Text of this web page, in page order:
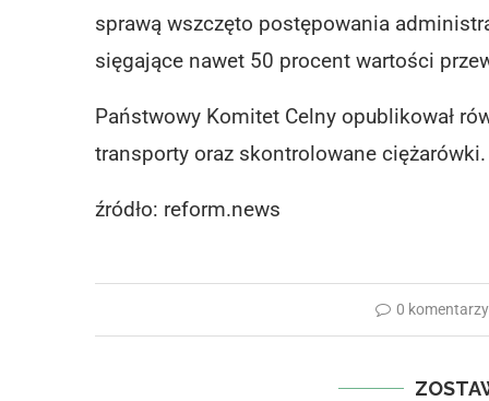
sprawą wszczęto postępowania
sięgające nawet 50 procent wartości
Państwowy Komitet Celny opublikował
transporty oraz skontrolowane ciężarówki.
źródło: reform.news
0 komentarzy